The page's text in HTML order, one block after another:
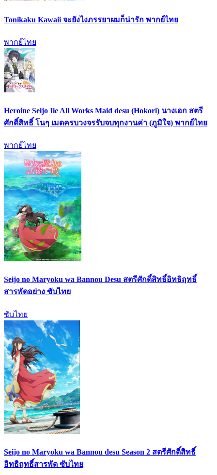
Tonikaku Kawaii จะยังไงภรรยาผมก็น่ารัก พากย์ไทย
พากย์ไทย
Heroine Seijo Iie All Works Maid desu (Hokori) นางเอก สตรี
ศักดิ์สิทธิ์ โนๆ เมดครบวงจรรับจบทุกงานค่า (ภูมิใจ) พากย์ไทย
พากย์ไทย
Seijo no Maryoku wa Bannou Desu สตรีศักดิ์สิทธิ์อิทธิฤทธิ์
สารพัดอย่าง ซับไทย
ซับไทย
Seijo no Maryoku wa Bannou desu Season 2 สตรีศักดิ์สิทธิ์
อิทธิฤทธิ์สารพัด ซับไทย